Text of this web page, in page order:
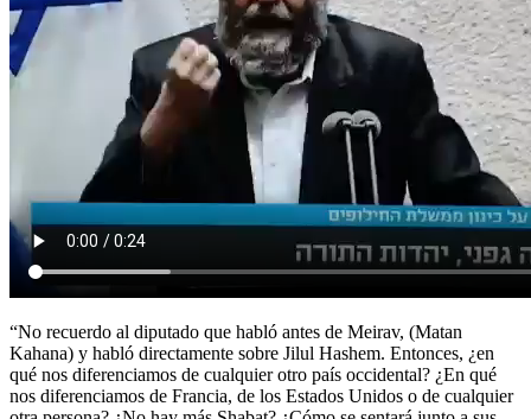
“No recuerdo al diputado que habló antes de Meirav, (Matan
Kahana) y habló directamente sobre Jilul Hashem. Entonces, ¿en
qué nos diferenciamos de cualquier otro país occidental? ¿En qué
nos diferenciamos de Francia, de los Estados Unidos o de cualquier